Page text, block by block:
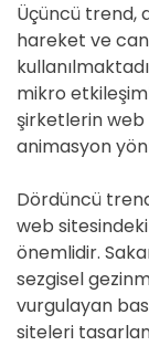
Üçüncü trend,
hareket ve
mikro
şirketlerin web
animasyon
Dördüncü
web
önemlidir.
sezgisel
vurgulayan
siteleri